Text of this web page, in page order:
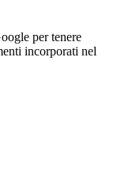
per tenere
incorporati nel